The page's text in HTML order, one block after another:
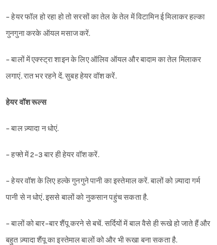
- हेयर फॉल हो रहा हो तो सरसों का तेल के तेल में विटामिन ई मिलाकर हल्का
गुनगुना करके ऑयल मसाज करें.
- बालों में एक्स्ट्रा शाइन के लिए ऑलिव ऑयल और बादाम का तेल मिलाकर
लगाएं. रात भर रहने दें. सुबह हेयर वॉश करें.
हेयर वॉश रूल्स
- बाल ज़्यादा न धोएं.
- हफ्ते में 2-3 बार ही हेयर वॉश करें.
- हेयर वॉश के लिए हल्के गुनगुने पानी का इस्तेमाल करें. बालों को ज़्यादा गर्म
पानी से न धोएं. इससे बालों को नुकसान पहुंच सकता है.
- बालों को बार-बार शैंपू करने से बचें. सर्दियों में बाल वैसे ही रूखे हो जाते हैं और
बहुत ज़्यादा शैंपू का इस्तेमाल बालों को और भी रूखा बना सकता है.